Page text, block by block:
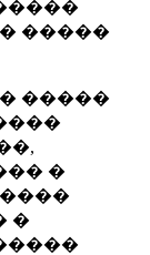
�����
�����
�
�